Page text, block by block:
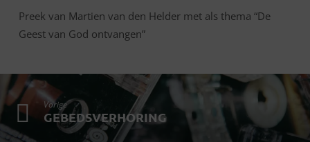
Preek van Martien van den Helder met als thema “De
Geest van God ontvangen”
Vorige
GEBEDSVERHORING